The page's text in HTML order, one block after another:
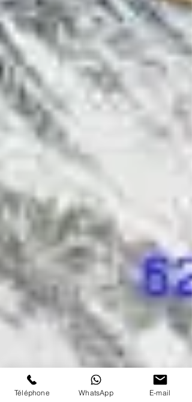
Téléphone WhatsApp E-mail